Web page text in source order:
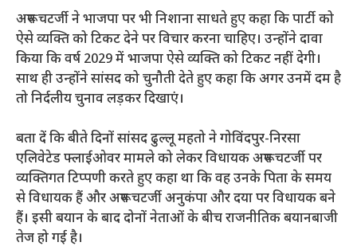
अरूप चटर्जी ने भाजपा पर भी निशाना साधते हुए कहा कि पार्टी को
ऐसे व्यक्ति को टिकट देने पर विचार करना चाहिए। उन्होंने दावा
किया कि वर्ष 2029 में भाजपा ऐसे व्यक्ति को टिकट नहीं देगी।
साथ ही उन्होंने सांसद को चुनौती देते हुए कहा कि अगर उनमें दम है
तो निर्दलीय चुनाव लड़कर दिखाएं।
बता दें कि बीते दिनों सांसद ढुल्लू महतो ने गोविंदपुर-निरसा
एलिवेटेड फ्लाईओवर मामले को लेकर विधायक अरूप चटर्जी पर
व्यक्तिगत टिप्पणी करते हुए कहा था कि वह उनके पिता के समय
से विधायक हैं और अरूप चटर्जी अनुकंपा और दया पर विधायक बने
हैं। इसी बयान के बाद दोनों नेताओं के बीच राजनीतिक बयानबाजी
तेज हो गई है।